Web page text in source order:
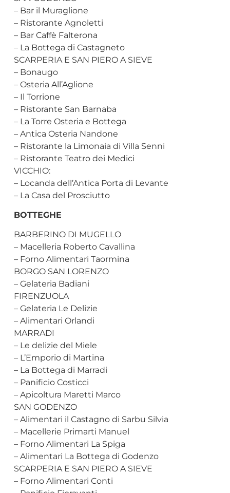
– Bar il Muraglione
– Ristorante Agnoletti
– Bar Caffè Falterona
– La Bottega di Castagneto
SCARPERIA E SAN PIERO A SIEVE
– Bonaugo
– Osteria All’Aglione
– Il Torrione
– Ristorante San Barnaba
– La Torre Osteria e Bottega
– Antica Osteria Nandone
– Ristorante la Limonaia di Villa Senni
– Ristorante Teatro dei Medici
VICCHIO:
– Locanda dell’Antica Porta di Levante
– La Casa del Prosciutto
BOTTEGHE
BARBERINO DI MUGELLO
– Macelleria Roberto Cavallina
– Forno Alimentari Taormina
BORGO SAN LORENZO
– Gelateria Badiani
FIRENZUOLA
– Gelateria Le Delizie
– Alimentari Orlandi
MARRADI
– Le delizie del Miele
– L’Emporio di Martina
– La Bottega di Marradi
– Panificio Costicci
– Apicoltura Maretti Marco
SAN GODENZO
– Alimentari il Castagno di Sarbu Silvia
– Macellerie Primarti Manuel
– Forno Alimentari La Spiga
– Alimentari La Bottega di Godenzo
SCARPERIA E SAN PIERO A SIEVE
– Forno Alimentari Conti